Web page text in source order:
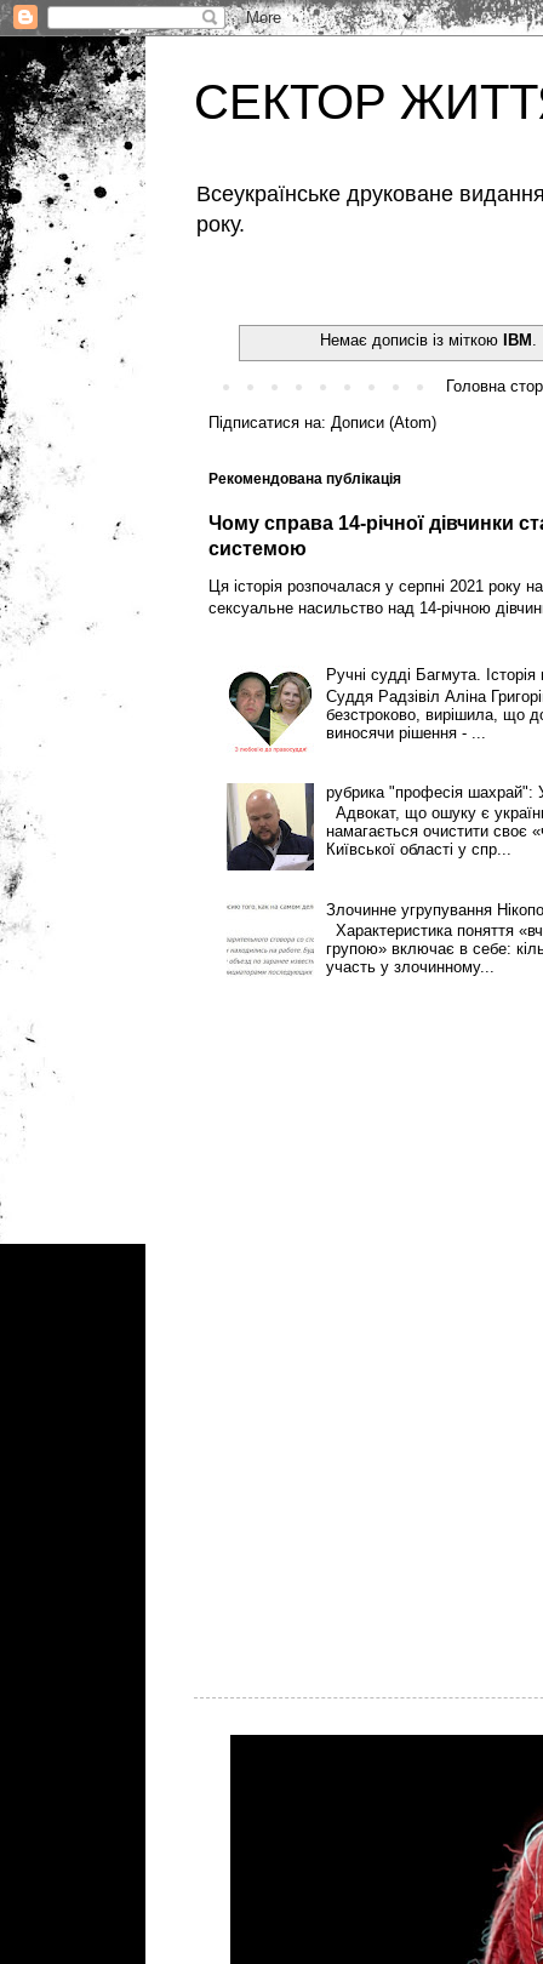
СЕКТОР
Всеукраїнське друковане
року.
Немає дописів із міткою IBM
Головна
Підписатися на: Дописи (Atom)
Рекомендована публікація
Чому справа 14-річної дівчинки
системою
Ця історія розпочалася у серпні 2021 року
сексуальне насильство над 14-річною
Ручні судді Багмута.
Суддя Радзівіл Аліна
безстроково, вирішила, що
виносячи рішення - ...
рубрика "професія шахрай":
Адвокат, що ошуку є
намагається очистити своє
Київської області у спр...
Злочинне угрупування
Характеристика поняття
групою» включає в себе:
участь у злочинному...